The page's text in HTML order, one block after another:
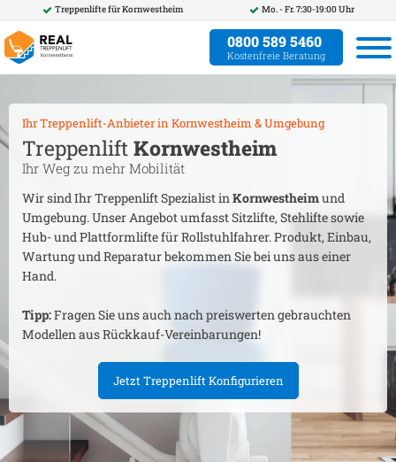
Treppenlifte fürKornwestheim Mo. - Fr. 7:30-19:00 Uhr
0800 589 5460
Kostenfreie Beratung
Ihr Treppenlift-Anbieter in Kornwestheim & Umgebung
Treppenlift Kornwestheim
Ihr Weg zu mehr Mobilität
Wir sind Ihr Treppenlift Spezialist inKornwestheimund
Umgebung. Unser Angebot umfasst Sitzlifte, Stehlifte sowie
Hub- und Plattformlifte für Rollstuhlfahrer. Produkt, Einbau,
Wartung und Reparatur bekommen Sie bei uns aus einer
Hand.
Tipp:Fragen Sie uns auch nach preiswerten gebrauchten
Modellen aus Rückkauf-Vereinbarungen!
Jetzt Treppenlift Konfigurieren